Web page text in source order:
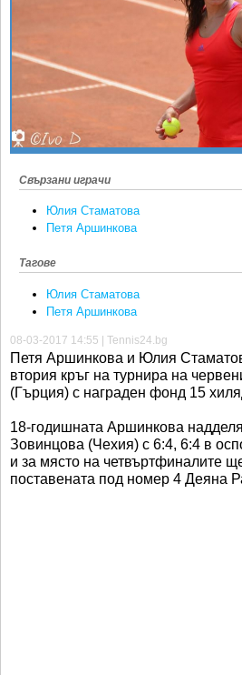
БЛОГ
ВИДЕО
ЖЪЛТО
Други
Любители
Свързани играчи
Юлия Стаматова
Петя Аршинкова
Тагове
Юлия Стаматова
Петя Аршинкова
08-03-2017 14:55 | Tennis24.bg
Петя Аршинкова и Юлия
втория кръг на турнира на
(Гърция) с награден фонд 15
18-годишната Аршинкова
Зовинцова (Чехия) с 6:4, 6:4 в
и за място на четвъртфиналите
поставената под номер 4 Деяна